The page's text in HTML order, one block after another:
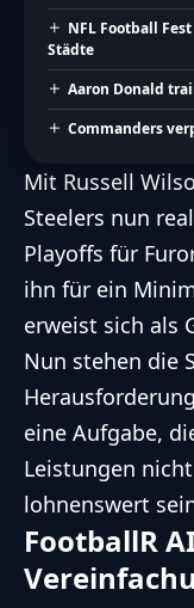
NFL Football
Städte
Aaron Donald
Commanders
Mit Russell
Steelers nun
Playoffs für
ihn für ein
erweist sich als
Nun stehen die
eine Aufgabe,
Leistungen
lohnenswert
FootballR